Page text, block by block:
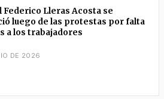
Federico Lleras Acosta se
luego de las protestas por falta
a los trabajadores
DE 2026